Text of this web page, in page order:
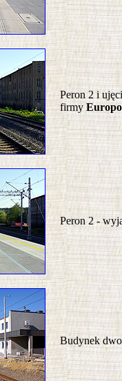
Peron 2 i
firmy
Peron 2 -
Budynek